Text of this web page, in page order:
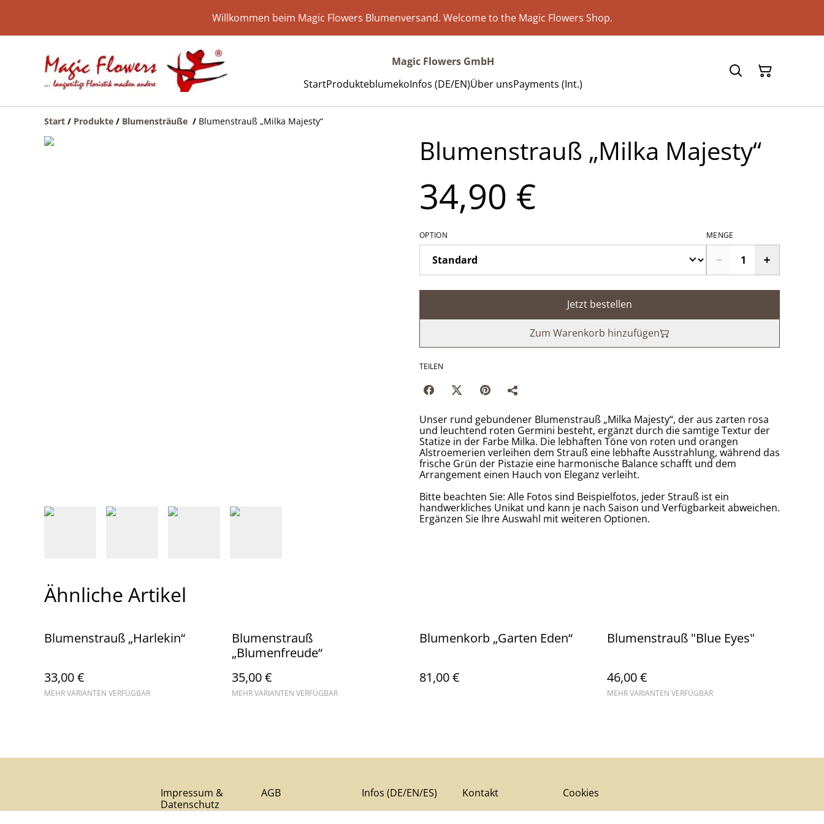
Willkommen beim Magic Flowers Blumenversand. Welcome to the Magic Flowers Shop.
Magic Flowers GmbH
StartProdukteblumekoInfos (DE/EN)Über unsPayments (Int.)
Start / Produkte / Blumensträuße / Blumenstrauß „Milka Majesty“
Blumenstrauß „Milka Majesty“
34,90 €
OPTION MENGE
Jetzt bestellen
Zum Warenkorb hinzufügen
TEILEN
Unser rund gebundener Blumenstrauß „Milka Majesty“, der aus zarten rosa
und leuchtend roten Germini besteht, ergänzt durch die samtige Textur der
Statize in der Farbe Milka. Die lebhaften Töne von roten und orangen
Alstroemerien verleihen dem Strauß eine lebhafte Ausstrahlung, während das
frische Grün der Pistazie eine harmonische Balance schafft und dem
Arrangement einen Hauch von Eleganz verleiht.
Bitte beachten Sie: Alle Fotos sind Beispielfotos, jeder Strauß ist ein
handwerkliches Unikat und kann je nach Saison und Verfügbarkeit abweichen.
Ergänzen Sie Ihre Auswahl mit weiteren Optionen.
Ähnliche Artikel
Blumenstrauß „Harlekin“
33,00 €
MEHR VARIANTEN VERFÜGBAR
Blumenstrauß
„Blumenfreude“
35,00 €
MEHR VARIANTEN VERFÜGBAR
Blumenkorb „Garten Eden“
81,00 €
Blumenstrauß "Blue Eyes"
46,00 €
MEHR VARIANTEN VERFÜGBAR
Impressum &
Datenschutz
AGB Infos (DE/EN/ES) Kontakt Cookies